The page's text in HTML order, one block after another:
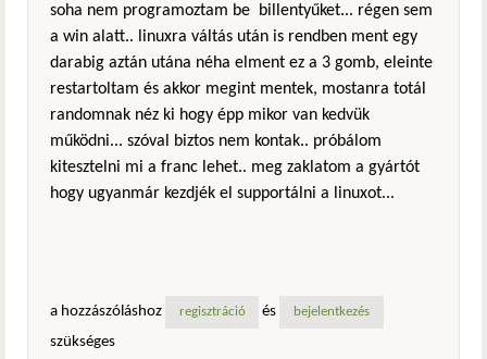
soha nem programoztam be billentyűket... régen sem
a win alatt.. linuxra váltás után is rendben ment egy
darabig aztán utána néha elment ez a 3 gomb, eleinte
restartoltam és akkor megint mentek, mostanra totál
randomnak néz ki hogy épp mikor van kedvük
működni... szóval biztos nem kontak.. próbálom
kitesztelni mi a franc lehet.. meg zaklatom a gyártót
hogy ugyanmár kezdjék el supportálni a linuxot...
a hozzászóláshoz regisztráció és bejelentkezés
szükséges